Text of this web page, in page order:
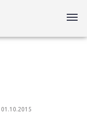
01.10.2015